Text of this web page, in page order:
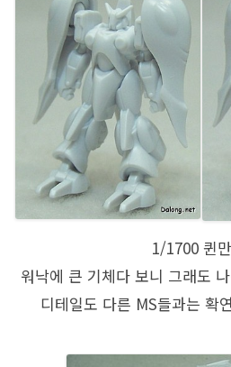
1/1700 퀸
워낙에 큰 기체다 보니 그래도
디테일도 다른 MS들과는 확